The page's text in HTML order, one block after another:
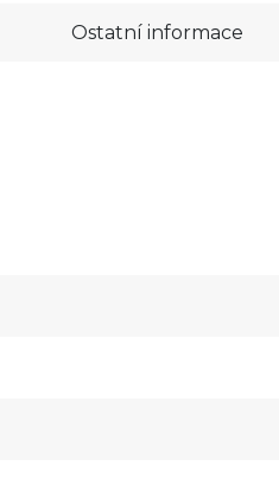
Ostatní informace